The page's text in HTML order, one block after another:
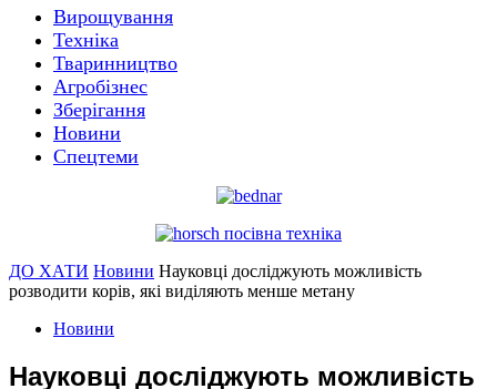
Вирощування
Техніка
Тваринництво
Агробізнес
Зберігання
Новини
Спецтеми
ДО ХАТИ Новини Науковці досліджують можливість
розводити корів, які виділяють менше метану
Новини
Науковці досліджують можливість